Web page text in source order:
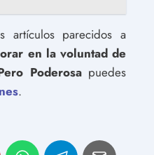
artículos parecidos a
en la voluntad de
Poderosapuedes
.